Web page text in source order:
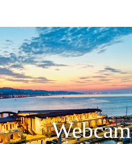
Webcam